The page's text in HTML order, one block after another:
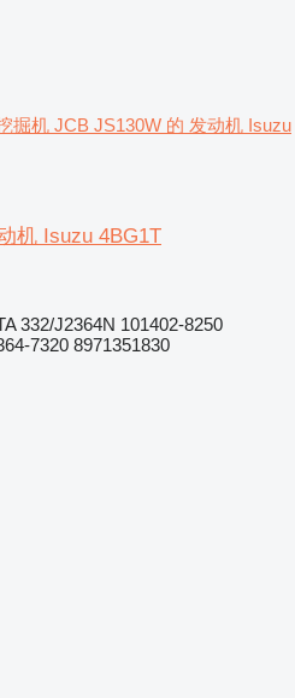
掘机 JCB JS130W 的 发动机 Isuzu
机 Isuzu 4BG1T
332/J2364N 101402-8250
7320 8971351830